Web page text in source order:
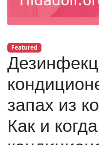
Featured
запах из
Как и